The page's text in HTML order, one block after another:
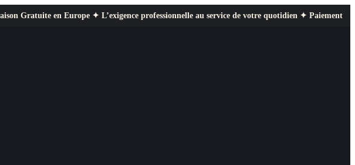
Europe ✦ L’exigence professionnelle au service de votre quotidien ✦ Paiement sécurisé ✦